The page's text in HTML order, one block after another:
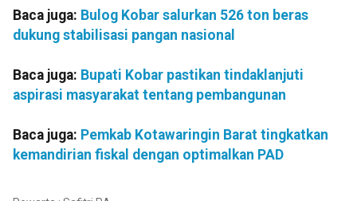
Baca juga: Bulog Kobar salurkan 526 ton beras
dukung stabilisasi pangan nasional
Baca juga: Bupati Kobar pastikan tindaklanjuti
aspirasi masyarakat tentang pembangunan
Baca juga: Pemkab Kotawaringin Barat tingkatkan
kemandirian fiskal dengan optimalkan PAD